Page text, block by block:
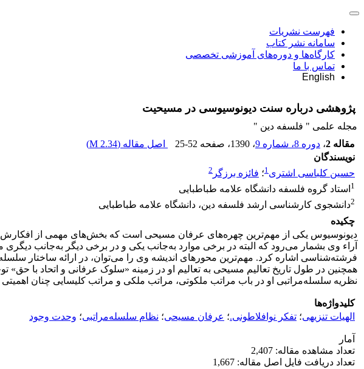
فهرست نشریات
سامانه نشر کتاب
کارگاه‌ها و دوره‌های آموزشی تخصصی
تماس با ما
English
پژوهشی درباره سنت دیونوسیوسی در مسیحیت
مجله علمی " فلسفه دین "
مقاله 2
، دوره 8، شماره 9 ، 1390 ، صفحه 25-52 اصل مقاله (2.34 M
)
نویسندگان
حسین کلباسی اشتری1؛ فائزه برزگر 2
1 استاد گروه فلسفه دانشگاه علامه طباطبایی
2دانشجوی کارشناسی ارشد فلسفه دین، دانشگاه علامه طباطبایی
چکیده
دیونوسیوس یکی از مهم‌ترین چهره‌های عرفان مسیحی است که بخش‌های مهمی از افکارش
آراء وی بشمار می‌رود که البته در برخی موارد به‌جانب یکی و در برخی دیگر به‌جانب دیگری
فرشته‌شناسی اشاره کرد. مهم‌ترین محورهای اندیشه وی را می‌توان، در ارائه ساختار
همچنین در طول تاریخ تعالیم مسیحی به تعالیم او در زمینه «سلوک عرفانی و اتحاد با حق»
نظریه سلسله‌مراتبی او در باب مراتب ملکوتی، مراتب ملکی و مراتب کلیسایی چنان
کلیدواژه‌ها
الهیات تنزیهی؛ تفکر نوافلاطونی.؛ عرفان مسیحی؛ نظام سلسله‌مراتبی؛ وحدت وجود
آمار
تعداد مشاهده مقاله: 2,407
تعداد دریافت فایل اصل مقاله: 1,667